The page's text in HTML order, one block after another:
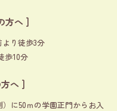
方へ ]
り徒歩3分
歩10分
へ ]
に50ｍの学園正門からお入